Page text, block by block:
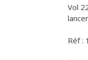
Vol
Réf :